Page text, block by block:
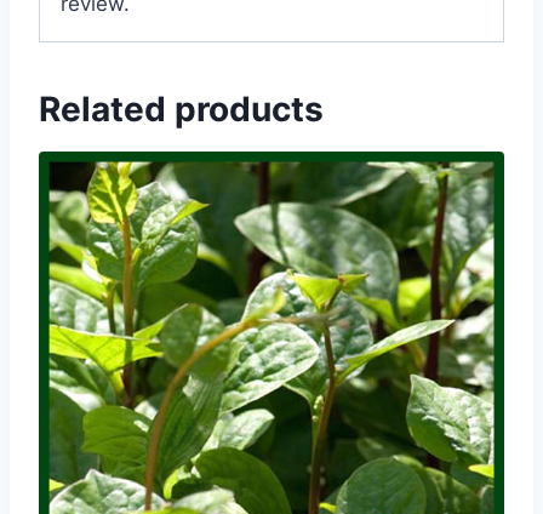
Related products